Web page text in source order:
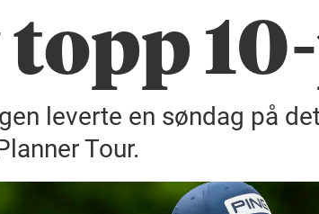
topp
leverte en søndag på
Tour.